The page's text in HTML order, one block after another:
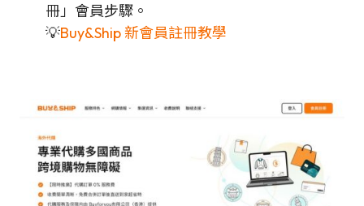
冊」會員步驟。
💡Buy&Ship 新會員註冊教學